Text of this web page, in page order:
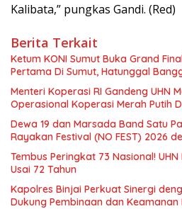
Kalibata,” pungkas Gandi. (Red)
Berita Terkait
Ketum KONI Sumut Buka Grand
Pertama Di Sumut, Hatunggal
Menteri Koperasi RI Gandeng UHN
Operasional Koperasi Merah Putih
Dewa 19 dan Marsada Band Satu
Rayakan Festival (NO FEST) 2026
Tembus Peringkat 73 Nasional!
Usai 72 Tahun
Kapolres Binjai Perkuat Sinergi
Dukung Pembinaan dan